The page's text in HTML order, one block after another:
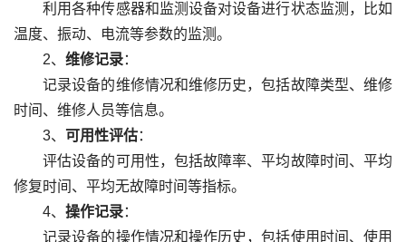
利用各种传感器和监测设备对设备进行状态监测，比如
温度、振动、电流等参数的监测。
2、 维修记录：
记录设备的维修情况和维修历史，包括故障类型、维修
时间、维修人员等信息。
3、 可用性评估：
评估设备的可用性，包括故障率、平均故障时间、平均
修复时间、平均无故障时间等指标。
4、 操作记录：
记录设备的操作情况和操作历史，包括使用时间、使用